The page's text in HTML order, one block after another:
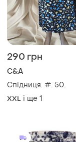
290 грн
C&A
Спідниця. #. 50.
XXL і ще 1